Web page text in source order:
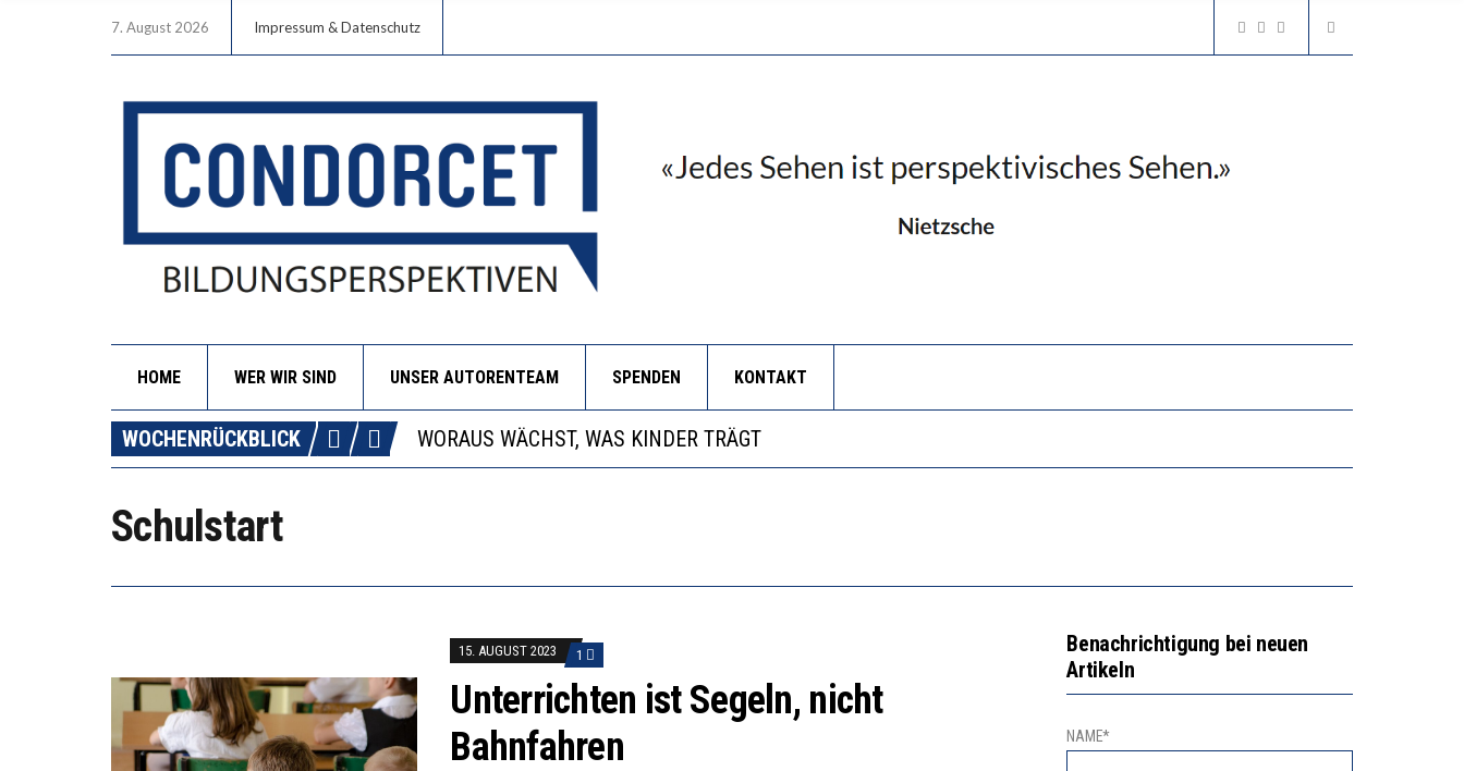
7. August 2026 Impressum & Datenschutz
HOME WER WIR SIND UNSER AUTORENTEAM SPENDEN KONTAKT
WOCHENRÜCKBLICK
DIE GANZE HILFLOSIGKEIT DES BILDUNGSBÜRGERTUMS
WORAUS WÄCHST, WAS KINDER TRÄGT
“WIR BEOBACHTEN EINEN REGELRECHTEN STURZFLUG BEI DEN LERNLEISTUNGEN”
Schulstart
15. AUGUST 2023 1
Unterrichten ist Segeln, nicht
Bahnfahren
Benachrichtigung bei neuen
Artikeln
NAME*